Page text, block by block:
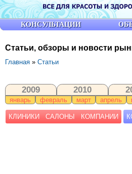
Статьи, обзоры и новости
Главная » Статьи
2009 2010
январь февраль март апрель
КЛИНИКИ САЛОНЫ КОМПАНИИ
КОНСУЛЬТАЦИИ